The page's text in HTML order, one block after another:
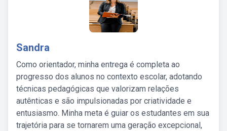
Sandra
Como orientador, minha entrega é completa ao
progresso dos alunos no contexto escolar, adotando
técnicas pedagógicas que valorizam relações
autênticas e são impulsionadas por criatividade e
entusiasmo. Minha meta é guiar os estudantes em sua
trajetória para se tornarem uma geração excepcional,